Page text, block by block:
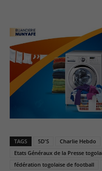
TAGS 5D'S Charlie Hebdo
Etats Généraux de la Presse
fédération togolaise de football